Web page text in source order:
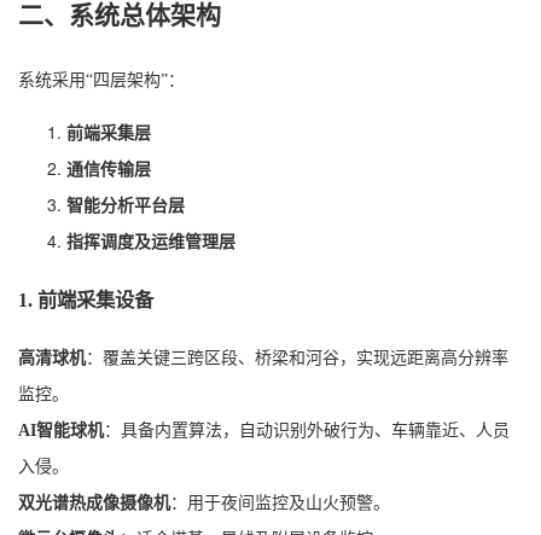
二、系统总体架构
系统采用“四层架构”：
前端采集层
通信传输层
智能分析平台层
指挥调度及运维管理层
1. 前端采集设备
高清球机：覆盖关键三跨区段、桥梁和河谷，实现远距离高分辨率
监控。
AI智能球机：具备内置算法，自动识别外破行为、车辆靠近、人员
入侵。
双光谱热成像摄像机：用于夜间监控及山火预警。